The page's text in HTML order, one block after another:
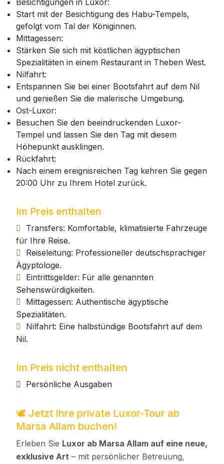
Besichtigungen in Luxor:
Start mit der Besichtigung des Habu-Tempels,
gefolgt vom Tal der Königinnen.
Mittagessen:
Stärken Sie sich mit köstlichen ägyptischen
Spezialitäten in einem Restaurant in Theben West.
Nilfahrt:
Entspannen Sie bei einer Bootsfahrt auf dem Nil
und genießen Sie die malerische Umgebung.
Ost-Luxor:
Besuchen Sie den beeindruckenden Luxor-
Tempel und lassen Sie den Tag mit diesem
Höhepunkt ausklingen.
Rückfahrt:
Nach einem ereignisreichen Tag kehren Sie gegen
20:00 Uhr zu Ihrem Hotel zurück.
Im Preis enthalten
Transfers: Komfortable, klimatisierte Fahrzeuge
für Ihre Reise.
Reiseleitung: Professioneller deutschsprachiger
Ägyptologe.
Eintrittsgelder: Für alle genannten
Sehenswürdigkeiten.
Mittagessen: Authentische ägyptische
Spezialitäten.
Nilfahrt: Eine halbstündige Bootsfahrt auf dem
Nil.
Im Preis nicht enthalten
Persönliche Ausgaben
🕊️ Jetzt Ihre private Luxor-Tour ab
Marsa Allam buchen!
Erleben Sie Luxor ab Marsa Allam auf eine neue,
exklusive Art – mit persönlicher Betreuung,